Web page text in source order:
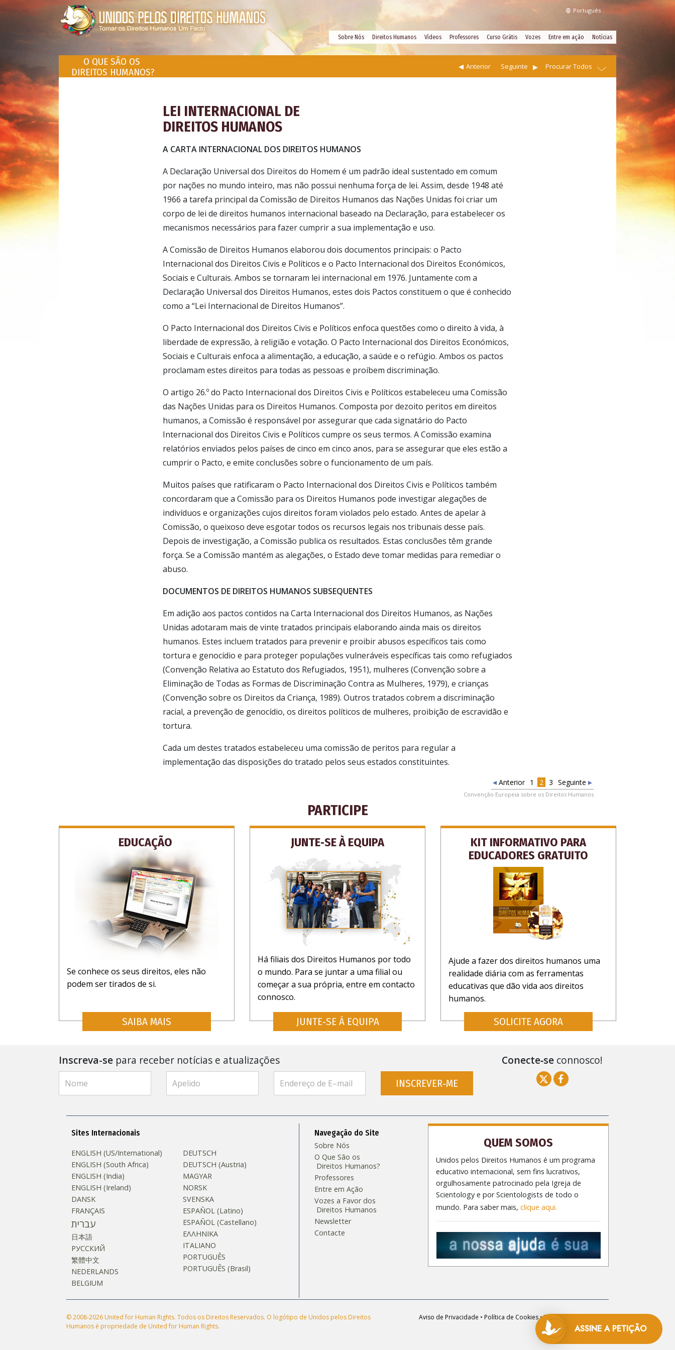
Português
Sobre Nós Direitos Humanos Vídeos Professores Curso Grátis Vozes Entre em ação Notícias
O QUE SÃO OS
DIREITOS HUMANOS?
Seguinte
Anterior Procurar Todos
LEI INTERNACIONAL DE
DIREITOS HUMANOS
A CARTA INTERNACIONAL DOS DIREITOS HUMANOS
A Declaração Universal dos Direitos do Homem é um padrão ideal sustentado em comum
por nações no mundo inteiro, mas não possui nenhuma força de lei. Assim, desde 1948 até
1966 a tarefa principal da Comissão de Direitos Humanos das Nações Unidas foi criar um
corpo de lei de direitos humanos internacional baseado na Declaração, para estabelecer os
mecanismos necessários para fazer cumprir a sua implementação e uso.
A Comissão de Direitos Humanos elaborou dois documentos principais: o Pacto
Internacional dos Direitos Civis e Políticos e o Pacto Internacional dos Direitos Económicos,
Sociais e Culturais. Ambos se tornaram lei internacional em 1976. Juntamente com a
Declaração Universal dos Direitos Humanos, estes dois Pactos constituem o que é conhecido
como a “Lei Internacional de Direitos Humanos”.
O Pacto Internacional dos Direitos Civis e Políticos enfoca questões como o direito à vida, à
liberdade de expressão, à religião e votação. O Pacto Internacional dos Direitos Económicos,
Sociais e Culturais enfoca a alimentação, a educação, a saúde e o refúgio. Ambos os pactos
proclamam estes direitos para todas as pessoas e proíbem discriminação.
O artigo 26.º do Pacto Internacional dos Direitos Civis e Políticos estabeleceu uma Comissão
das Nações Unidas para os Direitos Humanos. Composta por dezoito peritos em direitos
humanos, a Comissão é responsável por assegurar que cada signatário do Pacto
Internacional dos Direitos Civis e Políticos cumpre os seus termos. A Comissão examina
relatórios enviados pelos países de cinco em cinco anos, para se assegurar que eles estão a
cumprir o Pacto, e emite conclusões sobre o funcionamento de um país.
Muitos países que ratificaram o Pacto Internacional dos Direitos Civis e Políticos também
concordaram que a Comissão para os Direitos Humanos pode investigar alegações de
indivíduos e organizações cujos direitos foram violados pelo estado. Antes de apelar à
Comissão, o queixoso deve esgotar todos os recursos legais nos tribunais desse país.
Depois de investigação, a Comissão publica os resultados. Estas conclusões têm grande
força. Se a Comissão mantém as alegações, o Estado deve tomar medidas para remediar o
abuso.
DOCUMENTOS DE DIREITOS HUMANOS SUBSEQUENTES
Em adição aos pactos contidos na Carta Internacional dos Direitos Humanos, as Nações
Unidas adotaram mais de vinte tratados principais elaborando ainda mais os direitos
humanos. Estes incluem tratados para prevenir e proibir abusos específicos tais como
tortura e genocídio e para proteger populações vulneráveis específicas tais como refugiados
(Convenção Relativa ao Estatuto dos Refugiados, 1951), mulheres (Convenção sobre a
Eliminação de Todas as Formas de Discriminação Contra as Mulheres, 1979), e crianças
(Convenção sobre os Direitos da Criança, 1989). Outros tratados cobrem a discriminação
racial, a prevenção de genocídio, os direitos políticos de mulheres, proibição de escravidão e
tortura.
Cada um destes tratados estabeleceu uma comissão de peritos para regular a
implementação das disposições do tratado pelos seus estados constituintes.
ASSINE A PETIÇÃO
Seguinte
1 2 3
Anterior
Convenção Europeia sobre os Direitos Humanos
PARTICIPE
EDUCAÇÃO
Se conhece os seus direitos, eles não
podem ser tirados de si.
SAIBA MAIS
JUNTE‑SE À EQUIPA
Há filiais dos Direitos Humanos por todo
o mundo. Para se juntar a uma filial ou
começar a sua própria, entre em contacto
connosco.
JUNTE‑SE À EQUIPA
KIT INFORMATIVO PARA
EDUCADORES GRATUITO
Ajude a fazer dos direitos humanos uma
realidade diária com as ferramentas
educativas que dão vida aos direitos
humanos.
SOLICITE AGORA
Inscreva-se para receber notícias e atualizações
INSCREVER‑ME
Conecte‑se connosco!
Sites Internacionais
ENGLISH (US/International)
ENGLISH (South Africa)
ENGLISH (India)
ENGLISH (Ireland)
DANSK
FRANÇAIS
עברית
日本語
РУССКИЙ
繁體中文
NEDERLANDS
BELGIUM
DEUTSCH
DEUTSCH (Austria)
MAGYAR
NORSK
SVENSKA
ESPAÑOL (Latino)
ESPAÑOL (Castellano)
ΕΛΛΗΝΙΚA
ITALIANO
PORTUGUÊS
PORTUGUÊS (Brasil)‎
Navegação do Site
Sobre Nós
O Que São os
Direitos Humanos?
Professores
Entre em Ação
Vozes a Favor dos
Direitos Humanos
Newsletter
Contacte
QUEM SOMOS
Unidos pelos Direitos Humanos é um programa
educativo internacional, sem fins lucrativos,
orgulhosamente patrocinado pela Igreja de
Scientology e por Scientologists de todo o
mundo. Para saber mais,clique aqui.
© 2008-2026 United for Human Rights. Todos os Direitos Reservados. O logótipo de Unidos pelos Direitos
Humanos é propriedade de United for Human Rights.
Aviso de Privacidade • Política de Cookies•Termos de Utilização
Aviso Legal